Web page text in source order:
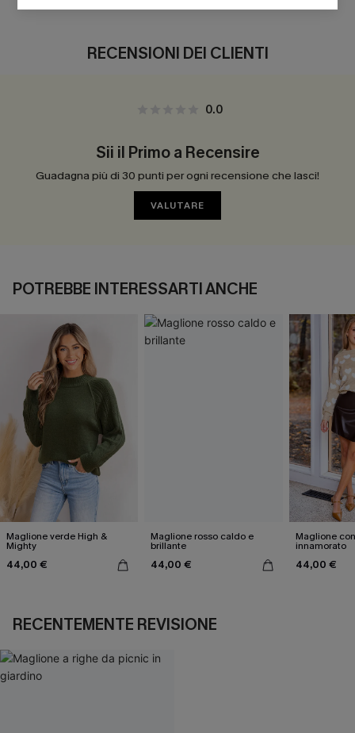
RECENSIONI DEI CLIENTI
0.0
Sii il Primo a Recensire
Guadagna più di 30 punti per ogni recensione che lasci!
VALUTARE
POTREBBE INTERESSARTI ANCHE
Maglione verde High &
Mighty
44,00 €
Maglione rosso caldo e
brillante
44,00 €
Maglione
innamorato
44,00 €
RECENTEMENTE REVISIONE